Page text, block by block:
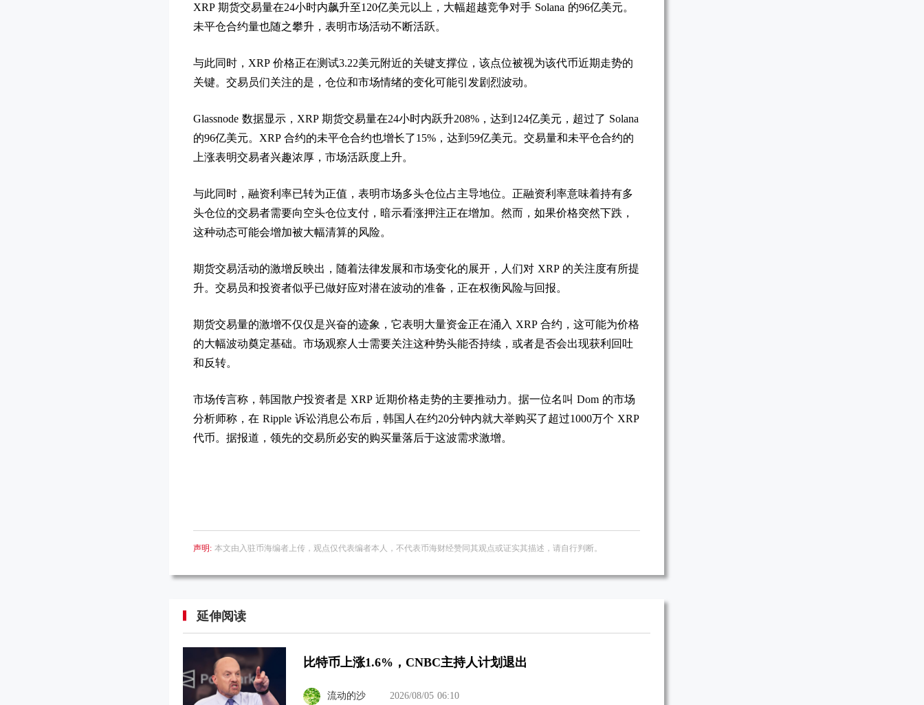
XRP 期货交易量在24小时内飙升至120亿美元以上，大幅超越竞争对手 Solana 的96亿美元。
未平仓合约量也随之攀升，表明市场活动不断活跃。
与此同时，XRP 价格正在测试3.22美元附近的关键支撑位，该点位被视为该代币近期走势的
关键。交易员们关注的是，仓位和市场情绪的变化可能引发剧烈波动。
Glassnode 数据显示，XRP 期货交易量在24小时内跃升208%，达到124亿美元，超过了 Solana
的96亿美元。XRP 合约的未平仓合约也增长了15%，达到59亿美元。交易量和未平仓合约的
上涨表明交易者兴趣浓厚，市场活跃度上升。
与此同时，融资利率已转为正值，表明市场多头仓位占主导地位。正融资利率意味着持有多
头仓位的交易者需要向空头仓位支付，暗示看涨押注正在增加。然而，如果价格突然下跌，
这种动态可能会增加被大幅清算的风险。
期货交易活动的激增反映出，随着法律发展和市场变化的展开，人们对 XRP 的关注度有所提
升。交易员和投资者似乎已做好应对潜在波动的准备，正在权衡风险与回报。
期货交易量的激增不仅仅是兴奋的迹象，它表明大量资金正在涌入 XRP 合约，这可能为价格
的大幅波动奠定基础。市场观察人士需要关注这种势头能否持续，或者是否会出现获利回吐
和反转。
市场传言称，韩国散户投资者是 XRP 近期价格走势的主要推动力。据一位名叫 Dom 的市场
分析师称，在 Ripple 诉讼消息公布后，韩国人在约20分钟内就大举购买了超过1000万个 XRP
代币。据报道，领先的交易所必安的购买量落后于这波需求激增。
声明: 本文由入驻币海编者上传，观点仅代表编者本人，不代表币海财经赞同其观点或证实其描述，请自行判断。
延伸阅读
比特币上涨1.6%，CNBC主持人计划退出
流动的沙 2026/08/05 06:10